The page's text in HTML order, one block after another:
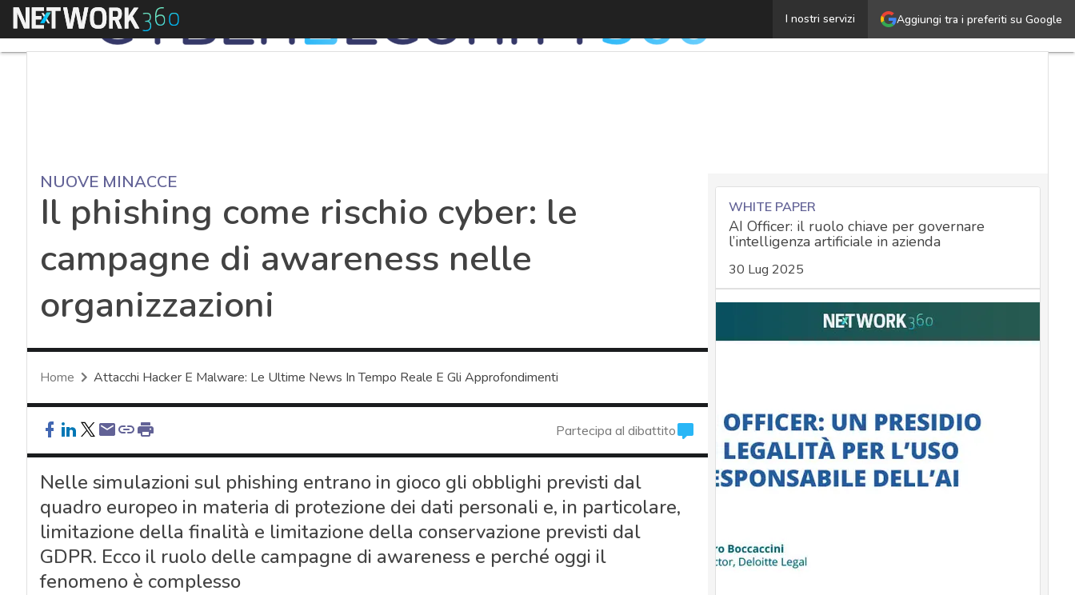
Aggiungi tra i preferiti su Google
I nostri servizi
Menu Il phishing come rischio cyber: le campagne di
NUOVE MINACCE
Il phishing come rischio cyber: le
campagne di awareness nelle
organizzazioni
Home Attacchi Hacker E Malware: Le Ultime News In Tempo Reale E Gli Approfondimenti
Partecipa al dibattito
Nelle simulazioni sul phishing entrano in gioco gli obblighi previsti dal
quadro europeo in materia di protezione dei dati personali e, in particolare,
limitazione della finalità e limitazione della conservazione previsti dal
GDPR. Ecco il ruolo delle campagne di awareness e perché oggi il
fenomeno è complesso
WHITE PAPER
AI Officer: il ruolo chiave per governare
l’intelligenza artificiale in azienda
30 Lug 2025